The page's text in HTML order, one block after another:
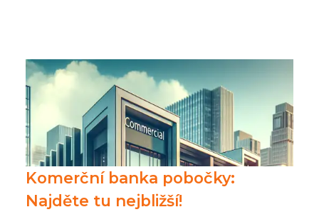
Komerční banka pobočky:
Najděte tu nejbližší!